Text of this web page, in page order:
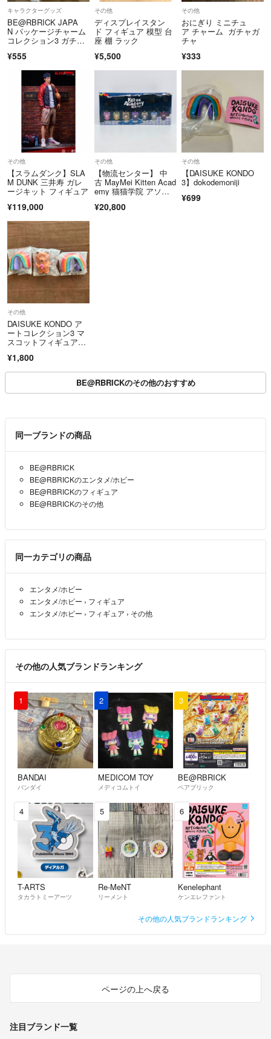
キャラクターグッズ
BE@RBRICK JAPA
N パッケージチャーム
コレクション3 ガチャ
ー ガチャ key holder
¥555
その他
ディスプレイスタン
ド フィギュア 模型 台
座 棚 ラック
¥5,500
その他
おにぎり ミニチュ
ア チャーム ガチャガ
チャ
¥333
その他
【スラムダンク】SLA
M DUNK 三井寿 ガレ
ージキット フィギュア
¥119,000
その他
【物流センター】 中
古 MayMei Kitten Acad
emy 猫猫学院 アソー
¥20,800
その他
【DAISUKE KONDO
3】dokodemoniji
¥699
その他
DAISUKE KONDO ア
ートコレクション3 マ
スコットフィギュア3 d
¥1,800
BE@RBRICKのその他のおすすめ
同一ブランドの商品
BE@RBRICK
BE@RBRICKのエンタメ/ホビー
BE@RBRICKのフィギュア
BE@RBRICKのその他
同一カテゴリの商品
エンタメ/ホビー
エンタメ/ホビー › フィギュア
エンタメ/ホビー › フィギュア › その他
その他の人気ブランドランキング
1
BANDAI
バンダイ
2
MEDICOM TOY
メディコムトイ
3
BE@RBRICK
ベアブリック
4
T-ARTS
タカラトミーアーツ
5
Re-MeNT
リーメント
6
Kenelephant
ケンエレファント
その他の人気ブランドランキング
ページの上へ戻る
注目ブランド一覧